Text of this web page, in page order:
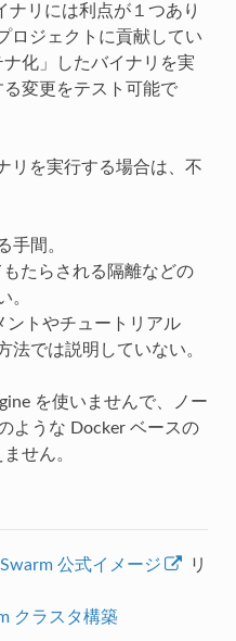
ナリには利点が１つあり
ロジェクトに貢献してい
化」したバイナリを実
変更をテスト可能で
リを実行する場合は、不
手間。
たらされる隔離などの
。
ントやチュートリアル
法では説明していない。
を使いませんで、ノー
ような Docker ベースの
せん。
公式イメージ
リ
クラスタ構築